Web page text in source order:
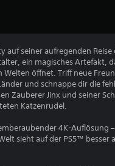
auf seiner aufregenden Reise
ein magisches Artefakt,
Welten öffnet. Triff neue
und schnappe dir die
Zauberer Jinx und seiner
Katzenrudel.
4K-Auflösung
sieht auf der PS5™ besser